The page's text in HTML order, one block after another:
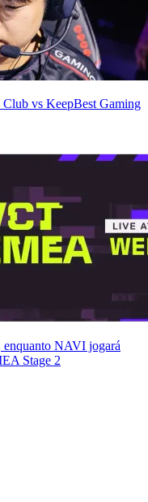
Club vs KeepBest Gaming
NAVI jogará
Stage 2